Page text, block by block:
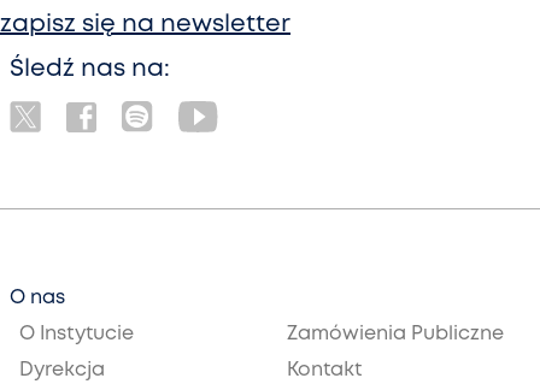
zapisz się na newsletter
Śledź nas na:
O nas
O Instytucie
Dyrekcja
Zamówienia Publiczne
Kontakt